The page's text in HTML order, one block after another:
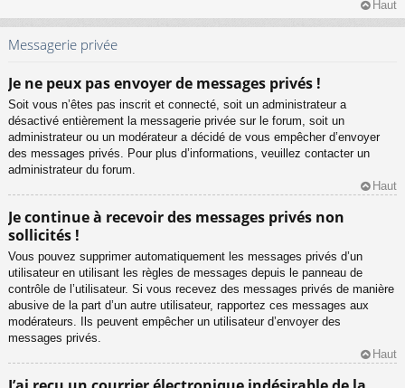
Haut
Messagerie privée
Je ne peux pas envoyer de messages privés !
Soit vous n’êtes pas inscrit et connecté, soit un administrateur a
désactivé entièrement la messagerie privée sur le forum, soit un
administrateur ou un modérateur a décidé de vous empêcher d’envoyer
des messages privés. Pour plus d’informations, veuillez contacter un
administrateur du forum.
Haut
Je continue à recevoir des messages privés non
sollicités !
Vous pouvez supprimer automatiquement les messages privés d’un
utilisateur en utilisant les règles de messages depuis le panneau de
contrôle de l’utilisateur. Si vous recevez des messages privés de manière
abusive de la part d’un autre utilisateur, rapportez ces messages aux
modérateurs. Ils peuvent empêcher un utilisateur d’envoyer des
messages privés.
Haut